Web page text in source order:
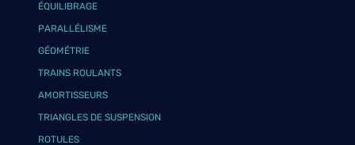
ÉQUILIBRAGE
PARALLÉLISME
GÉOMÉTRIE
TRAINS ROULANTS
AMORTISSEURS
TRIANGLES DE SUSPENSION
ROTULES